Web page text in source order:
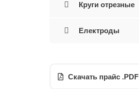
Круги отрезные
Електроды
Скачать прайс .PDF